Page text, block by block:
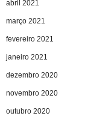
abril 2021
março 2021
fevereiro 2021
janeiro 2021
dezembro 2020
novembro 2020
outubro 2020